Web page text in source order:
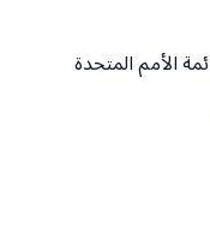
الأمم المتحدة